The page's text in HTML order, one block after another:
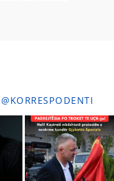
@KORRESPODENTI